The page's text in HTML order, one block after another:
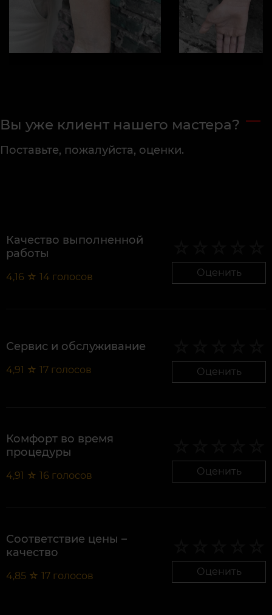
Вы уже клиент нашего мастера?
Поставьте, пожалуйста, оценки.
Качество выполненной
работы
4,16 ☆ 14 голосов Оценить
Сервис и обслуживание
4,91 ☆ 17 голосов Оценить
Комфорт во время
процедуры
4,91 ☆ 16 голосов Оценить
Соответствие цены –
качество
4,85 ☆ 17 голосов Оценить